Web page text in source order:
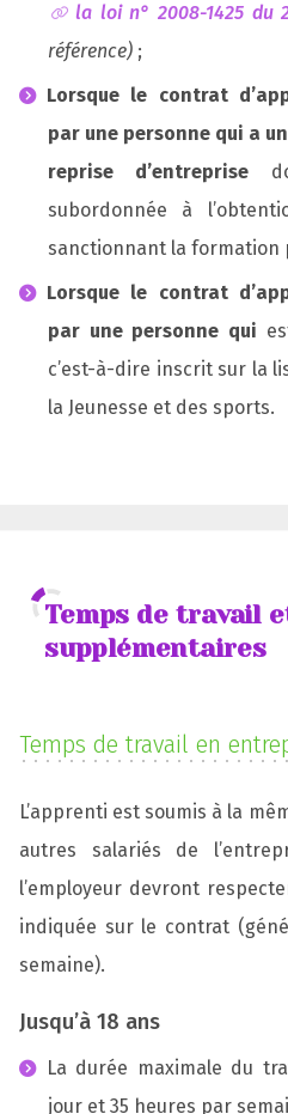
la loi n° 2008-1425 du
référence) ;
Lorsque le contrat
par une personne qui a
reprise d’entreprise
subordonnée à
sanctionnant la formation
Lorsque le contrat
par une personne qui
c’est-à-dire inscrit sur la
la Jeunesse et des sports.
Temps de travail
supplémentaires
Temps de travail en
L’apprenti est soumis à la
autres salariés de
l’employeur devront
indiquée sur le contrat
semaine).
Jusqu’à 18 ans
La durée maximale du
jour et 35 heures par